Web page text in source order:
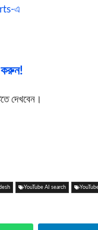
এ
করুন!
দেখবেন।
YouTube AI search